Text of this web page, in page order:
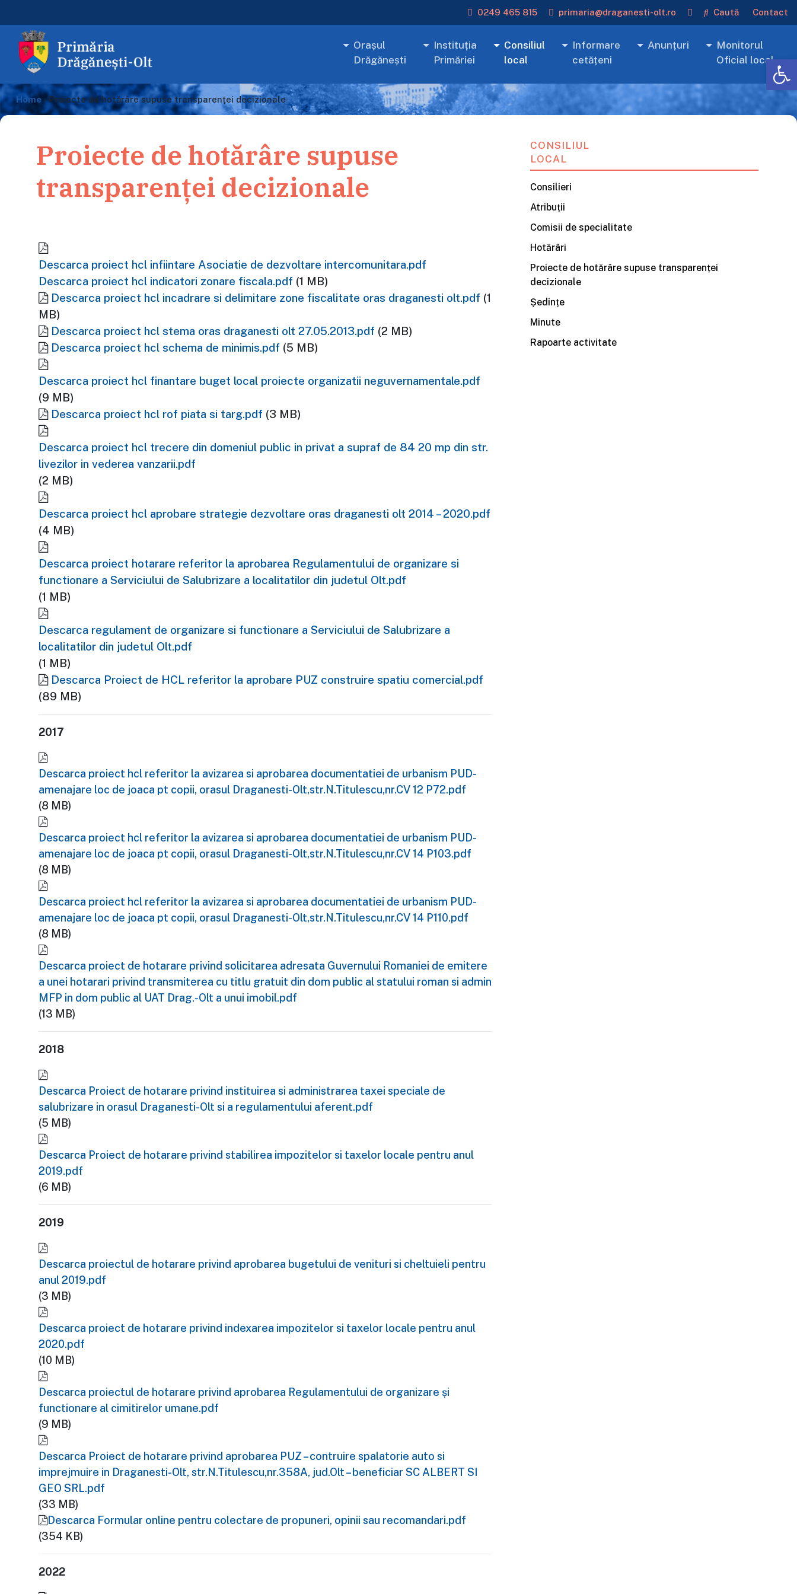
Orașul
Drăgănești
Instituția
Primăriei
Consiliul
local
Informare
cetățeni
Anunțuri
Monitorul
Oficial local
Home›Proiecte de hotărâre supuse transparenței decizionale
0249 465 815 primaria@draganesti-olt.ro Caută Contact
Proiecte de hotărâre supuse
transparenței decizionale
Descarca proiect hcl infiintare Asociatie de dezvoltare intercomunitara.pdf
Descarca proiect hcl indicatori zonare fiscala.pdf (1 MB)
Descarca proiect hcl incadrare si delimitare zone fiscalitate oras draganesti olt.pdf (1
MB)
Descarca proiect hcl stema oras draganesti olt 27.05.2013.pdf (2 MB)
Descarca proiect hcl schema de minimis.pdf (5 MB)
Descarca proiect hcl finantare buget local proiecte organizatii neguvernamentale.pdf
(9 MB)
Descarca proiect hcl rof piata si targ.pdf (3 MB)
Descarca proiect hcl trecere din domeniul public in privat a supraf de 84 20 mp din str.
livezilor in vederea vanzarii.pdf
(2 MB)
Descarca proiect hcl aprobare strategie dezvoltare oras draganesti olt 2014 – 2020.pdf
(4 MB)
Descarca proiect hotarare referitor la aprobarea Regulamentului de organizare si
functionare a Serviciului de Salubrizare a localitatilor din judetul Olt.pdf
(1 MB)
Descarca regulament de organizare si functionare a Serviciului de Salubrizare a
localitatilor din judetul Olt.pdf
(1 MB)
Descarca Proiect de HCL referitor la aprobare PUZ construire spatiu comercial.pdf
(89 MB)
2017
Descarca proiect hcl referitor la avizarea si aprobarea documentatiei de urbanism PUD-
amenajare loc de joaca pt copii, orasul Draganesti-Olt,str.N.Titulescu,nr.CV 12 P72.pdf
(8 MB)
Descarca proiect hcl referitor la avizarea si aprobarea documentatiei de urbanism PUD-
amenajare loc de joaca pt copii, orasul Draganesti-Olt,str.N.Titulescu,nr.CV 14 P103.pdf
(8 MB)
Descarca proiect hcl referitor la avizarea si aprobarea documentatiei de urbanism PUD-
amenajare loc de joaca pt copii, orasul Draganesti-Olt,str.N.Titulescu,nr.CV 14 P110.pdf
(8 MB)
Descarca proiect de hotarare privind solicitarea adresata Guvernului Romaniei de emitere
a unei hotarari privind transmiterea cu titlu gratuit din dom public al statului roman si admin
MFP in dom public al UAT Drag.-Olt a unui imobil.pdf
(13 MB)
2018
Descarca Proiect de hotarare privind instituirea si administrarea taxei speciale de
salubrizare in orasul Draganesti-Olt si a regulamentului aferent.pdf
(5 MB)
Descarca Proiect de hotarare privind stabilirea impozitelor si taxelor locale pentru anul
2019.pdf
(6 MB)
2019
Descarca proiectul de hotarare privind aprobarea bugetului de venituri si cheltuieli pentru
anul 2019.pdf
(3 MB)
Descarca proiect de hotarare privind indexarea impozitelor si taxelor locale pentru anul
2020.pdf
(10 MB)
Descarca proiectul de hotarare privind aprobarea Regulamentului de organizare și
functionare al cimitirelor umane.pdf
(9 MB)
Descarca Proiect de hotarare privind aprobarea PUZ – contruire spalatorie auto si
imprejmuire in Draganesti-Olt, str.N.Titulescu,nr.358A, jud.Olt – beneficiar SC ALBERT SI
GEO SRL.pdf
(33 MB)
Descarca Formular online pentru colectare de propuneri, opinii sau recomandari.pdf
(354 KB)
2022
CONSILIUL
LOCAL
Consilieri
Atribuții
Comisii de specialitate
Hotărâri
Proiecte de hotărâre supuse transparenței
decizionale
Ședințe
Minute
Rapoarte activitate